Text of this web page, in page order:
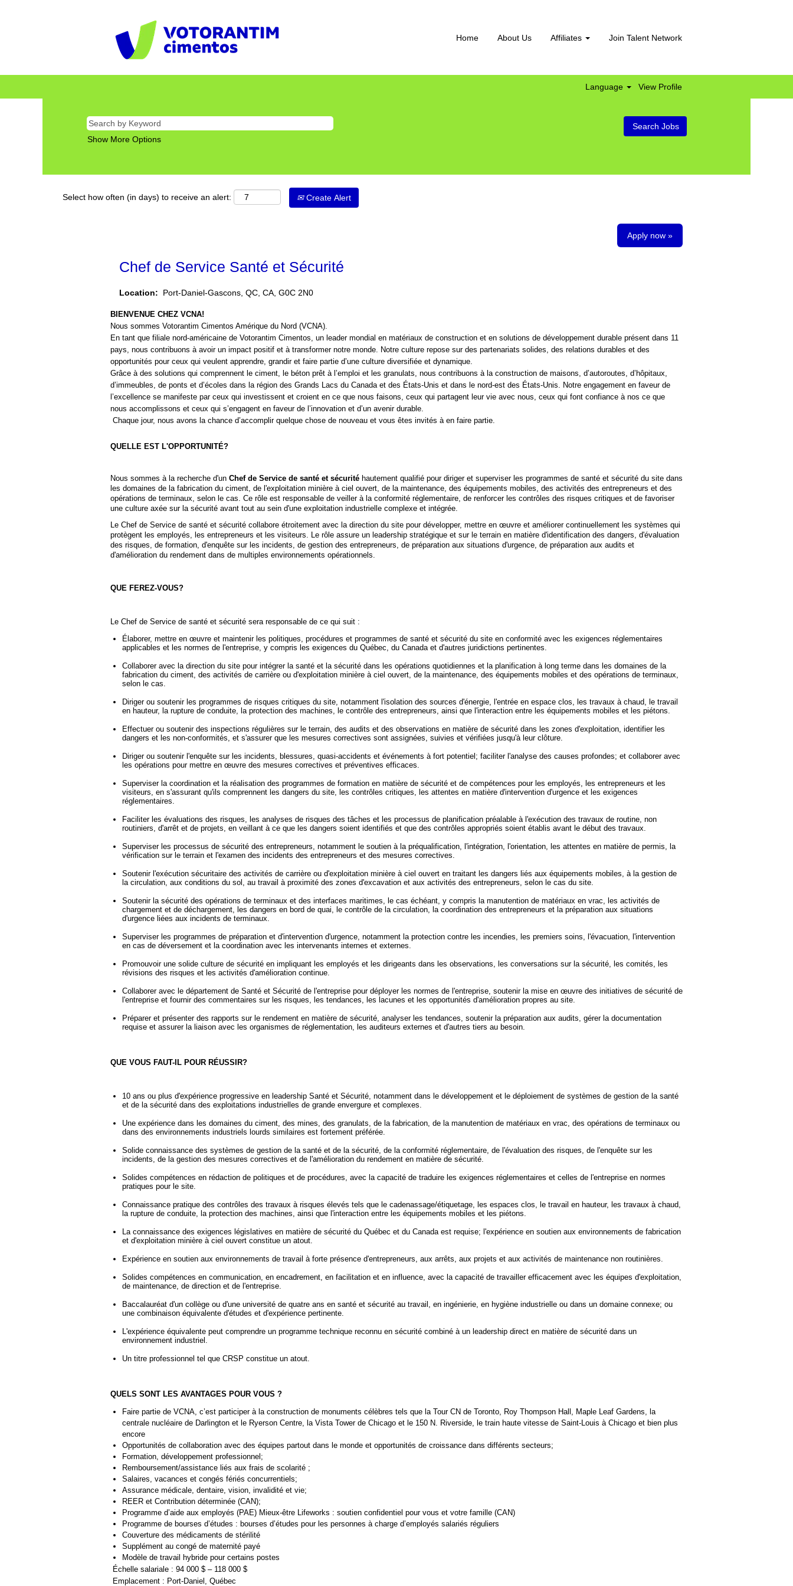
Home About Us Affiliates Join Talent Network
Language View Profile
Show More Options
Select how often (in days) to receive an alert: Create Alert
Apply now »
Chef de Service Santé et Sécurité
Location: Port-Daniel-Gascons, QC, CA, G0C 2N0
BIENVENUE CHEZ VCNA!
Nous sommes Votorantim Cimentos Amérique du Nord (VCNA).
En tant que filiale nord-américaine de Votorantim Cimentos, un leader mondial en matériaux de construction et en solutions de développement durable présent dans 11
pays, nous contribuons à avoir un impact positif et à transformer notre monde. Notre culture repose sur des partenariats solides, des relations durables et des
opportunités pour ceux qui veulent apprendre, grandir et faire partie d’une culture diversifiée et dynamique.
Grâce à des solutions qui comprennent le ciment, le béton prêt à l’emploi et les granulats, nous contribuons à la construction de maisons, d’autoroutes, d’hôpitaux,
d’immeubles, de ponts et d’écoles dans la région des Grands Lacs du Canada et des États-Unis et dans le nord-est des États-Unis. Notre engagement en faveur de
l’excellence se manifeste par ceux qui investissent et croient en ce que nous faisons, ceux qui partagent leur vie avec nous, ceux qui font confiance à nos ce que
nous accomplissons et ceux qui s’engagent en faveur de l’innovation et d’un avenir durable.
Chaque jour, nous avons la chance d’accomplir quelque chose de nouveau et vous êtes invités à en faire partie.
QUELLE EST L'OPPORTUNITÉ?
Nous sommes à la recherche d'un Chef de Service de santé et sécurité hautement qualifié pour diriger et superviser les programmes de santé et sécurité du site dans
les domaines de la fabrication du ciment, de l'exploitation minière à ciel ouvert, de la maintenance, des équipements mobiles, des activités des entrepreneurs et des
opérations de terminaux, selon le cas. Ce rôle est responsable de veiller à la conformité réglementaire, de renforcer les contrôles des risques critiques et de favoriser
une culture axée sur la sécurité avant tout au sein d'une exploitation industrielle complexe et intégrée.
Le Chef de Service de santé et sécurité collabore étroitement avec la direction du site pour développer, mettre en œuvre et améliorer continuellement les systèmes qui
protègent les employés, les entrepreneurs et les visiteurs. Le rôle assure un leadership stratégique et sur le terrain en matière d'identification des dangers, d'évaluation
des risques, de formation, d'enquête sur les incidents, de gestion des entrepreneurs, de préparation aux situations d'urgence, de préparation aux audits et
d'amélioration du rendement dans de multiples environnements opérationnels.
QUE FEREZ-VOUS?
Le Chef de Service de santé et sécurité sera responsable de ce qui suit :
Élaborer, mettre en œuvre et maintenir les politiques, procédures et programmes de santé et sécurité du site en conformité avec les exigences réglementaires
applicables et les normes de l'entreprise, y compris les exigences du Québec, du Canada et d'autres juridictions pertinentes.
Collaborer avec la direction du site pour intégrer la santé et la sécurité dans les opérations quotidiennes et la planification à long terme dans les domaines de la
fabrication du ciment, des activités de carrière ou d'exploitation minière à ciel ouvert, de la maintenance, des équipements mobiles et des opérations de terminaux,
selon le cas.
Diriger ou soutenir les programmes de risques critiques du site, notamment l'isolation des sources d'énergie, l'entrée en espace clos, les travaux à chaud, le travail
en hauteur, la rupture de conduite, la protection des machines, le contrôle des entrepreneurs, ainsi que l'interaction entre les équipements mobiles et les piétons.
Effectuer ou soutenir des inspections régulières sur le terrain, des audits et des observations en matière de sécurité dans les zones d'exploitation, identifier les
dangers et les non-conformités, et s'assurer que les mesures correctives sont assignées, suivies et vérifiées jusqu'à leur clôture.
Diriger ou soutenir l'enquête sur les incidents, blessures, quasi-accidents et événements à fort potentiel; faciliter l'analyse des causes profondes; et collaborer avec
les opérations pour mettre en œuvre des mesures correctives et préventives efficaces.
Superviser la coordination et la réalisation des programmes de formation en matière de sécurité et de compétences pour les employés, les entrepreneurs et les
visiteurs, en s'assurant qu'ils comprennent les dangers du site, les contrôles critiques, les attentes en matière d'intervention d'urgence et les exigences
réglementaires.
Faciliter les évaluations des risques, les analyses de risques des tâches et les processus de planification préalable à l'exécution des travaux de routine, non
routiniers, d'arrêt et de projets, en veillant à ce que les dangers soient identifiés et que des contrôles appropriés soient établis avant le début des travaux.
Superviser les processus de sécurité des entrepreneurs, notamment le soutien à la préqualification, l'intégration, l'orientation, les attentes en matière de permis, la
vérification sur le terrain et l'examen des incidents des entrepreneurs et des mesures correctives.
Soutenir l'exécution sécuritaire des activités de carrière ou d'exploitation minière à ciel ouvert en traitant les dangers liés aux équipements mobiles, à la gestion de
la circulation, aux conditions du sol, au travail à proximité des zones d'excavation et aux activités des entrepreneurs, selon le cas du site.
Soutenir la sécurité des opérations de terminaux et des interfaces maritimes, le cas échéant, y compris la manutention de matériaux en vrac, les activités de
chargement et de déchargement, les dangers en bord de quai, le contrôle de la circulation, la coordination des entrepreneurs et la préparation aux situations
d'urgence liées aux incidents de terminaux.
Superviser les programmes de préparation et d'intervention d'urgence, notamment la protection contre les incendies, les premiers soins, l'évacuation, l'intervention
en cas de déversement et la coordination avec les intervenants internes et externes.
Promouvoir une solide culture de sécurité en impliquant les employés et les dirigeants dans les observations, les conversations sur la sécurité, les comités, les
révisions des risques et les activités d'amélioration continue.
Collaborer avec le département de Santé et Sécurité de l'entreprise pour déployer les normes de l'entreprise, soutenir la mise en œuvre des initiatives de sécurité de
l'entreprise et fournir des commentaires sur les risques, les tendances, les lacunes et les opportunités d'amélioration propres au site.
Préparer et présenter des rapports sur le rendement en matière de sécurité, analyser les tendances, soutenir la préparation aux audits, gérer la documentation
requise et assurer la liaison avec les organismes de réglementation, les auditeurs externes et d'autres tiers au besoin.
QUE VOUS FAUT-IL POUR RÉUSSIR?
10 ans ou plus d'expérience progressive en leadership Santé et Sécurité, notamment dans le développement et le déploiement de systèmes de gestion de la santé
et de la sécurité dans des exploitations industrielles de grande envergure et complexes.
Une expérience dans les domaines du ciment, des mines, des granulats, de la fabrication, de la manutention de matériaux en vrac, des opérations de terminaux ou
dans des environnements industriels lourds similaires est fortement préférée.
Solide connaissance des systèmes de gestion de la santé et de la sécurité, de la conformité réglementaire, de l'évaluation des risques, de l'enquête sur les
incidents, de la gestion des mesures correctives et de l'amélioration du rendement en matière de sécurité.
Solides compétences en rédaction de politiques et de procédures, avec la capacité de traduire les exigences réglementaires et celles de l'entreprise en normes
pratiques pour le site.
Connaissance pratique des contrôles des travaux à risques élevés tels que le cadenassage/étiquetage, les espaces clos, le travail en hauteur, les travaux à chaud,
la rupture de conduite, la protection des machines, ainsi que l'interaction entre les équipements mobiles et les piétons.
La connaissance des exigences législatives en matière de sécurité du Québec et du Canada est requise; l'expérience en soutien aux environnements de fabrication
et d'exploitation minière à ciel ouvert constitue un atout.
Expérience en soutien aux environnements de travail à forte présence d'entrepreneurs, aux arrêts, aux projets et aux activités de maintenance non routinières.
Solides compétences en communication, en encadrement, en facilitation et en influence, avec la capacité de travailler efficacement avec les équipes d'exploitation,
de maintenance, de direction et de l'entreprise.
Baccalauréat d'un collège ou d'une université de quatre ans en santé et sécurité au travail, en ingénierie, en hygiène industrielle ou dans un domaine connexe; ou
une combinaison équivalente d'études et d'expérience pertinente.
L'expérience équivalente peut comprendre un programme technique reconnu en sécurité combiné à un leadership direct en matière de sécurité dans un
environnement industriel.
Un titre professionnel tel que CRSP constitue un atout.
QUELS SONT LES AVANTAGES POUR VOUS ?
Faire partie de VCNA, c’est participer à la construction de monuments célèbres tels que la Tour CN de Toronto, Roy Thompson Hall, Maple Leaf Gardens, la
centrale nucléaire de Darlington et le Ryerson Centre, la Vista Tower de Chicago et le 150 N. Riverside, le train haute vitesse de Saint-Louis à Chicago et bien plus
encore
Opportunités de collaboration avec des équipes partout dans le monde et opportunités de croissance dans différents secteurs;
Formation, développement professionnel;
Remboursement/assistance liés aux frais de scolarité ;
Salaires, vacances et congés fériés concurrentiels;
Assurance médicale, dentaire, vision, invalidité et vie;
REER et Contribution déterminée (CAN);
Programme d’aide aux employés (PAE) Mieux-être Lifeworks : soutien confidentiel pour vous et votre famille (CAN)
Programme de bourses d’études : bourses d’études pour les personnes à charge d’employés salariés réguliers
Couverture des médicaments de stérilité
Supplément au congé de maternité payé
Modèle de travail hybride pour certains postes
Échelle salariale : 94 000 $ – 118 000 $
Emplacement : Port-Daniel, Québec